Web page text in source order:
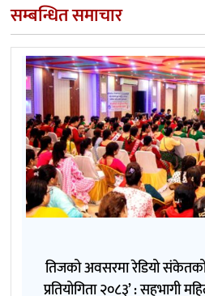
सम्बन्धित समाचार
तिजको अवसरमा रेडियो
प्रतियोगिता २०८३’ : सहभागी